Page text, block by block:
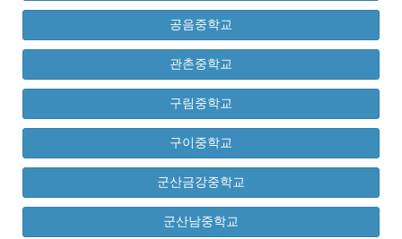
공음중학교
관촌중학교
구림중학교
구이중학교
군산금강중학교
군산남중학교